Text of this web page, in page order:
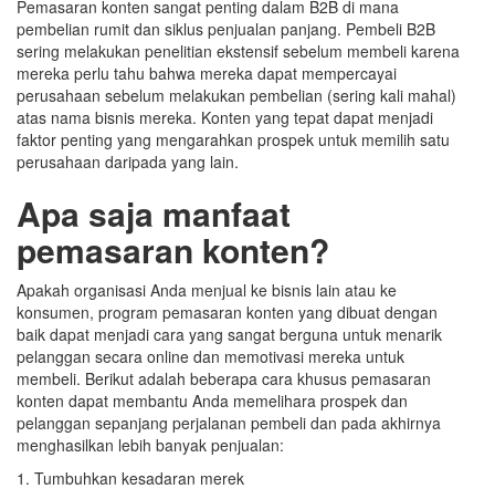
Pemasaran konten sangat penting dalam B2B di mana
pembelian rumit dan siklus penjualan panjang. Pembeli B2B
sering melakukan penelitian ekstensif sebelum membeli karena
mereka perlu tahu bahwa mereka dapat mempercayai
perusahaan sebelum melakukan pembelian (sering kali mahal)
atas nama bisnis mereka. Konten yang tepat dapat menjadi
faktor penting yang mengarahkan prospek untuk memilih satu
perusahaan daripada yang lain.
Apa saja manfaat
pemasaran konten?
Apakah organisasi Anda menjual ke bisnis lain atau ke
konsumen, program pemasaran konten yang dibuat dengan
baik dapat menjadi cara yang sangat berguna untuk menarik
pelanggan secara online dan memotivasi mereka untuk
membeli. Berikut adalah beberapa cara khusus pemasaran
konten dapat membantu Anda memelihara prospek dan
pelanggan sepanjang perjalanan pembeli dan pada akhirnya
menghasilkan lebih banyak penjualan:
1. Tumbuhkan kesadaran merek